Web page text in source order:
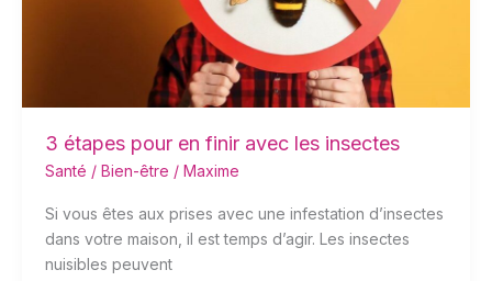
3 étapes pour en finir avec les insectes
Santé / Bien-être / Maxime
Si vous êtes aux prises avec une infestation d’insectes
dans votre maison, il est temps d’agir. Les insectes
nuisibles peuvent